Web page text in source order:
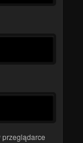
przeglądarce